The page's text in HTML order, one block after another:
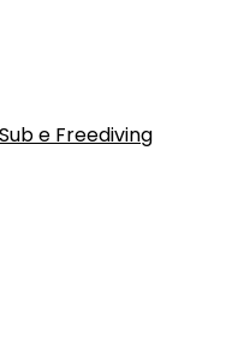
e Freediving